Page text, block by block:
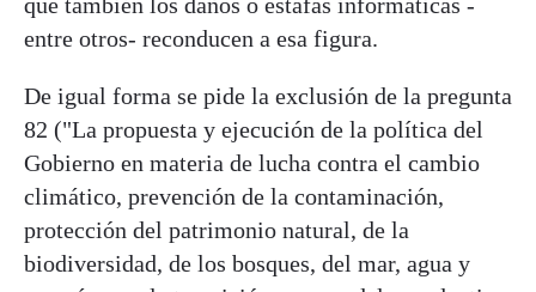
entre otros- reconducen a esa figura.
De igual forma se pide la exclusión de la pregunta
82 ("La propuesta y ejecución de la política del
Gobierno en materia de lucha contra el cambio
climático, prevención de la contaminación,
protección del patrimonio natural, de la
biodiversidad, de los bosques, del mar, agua y